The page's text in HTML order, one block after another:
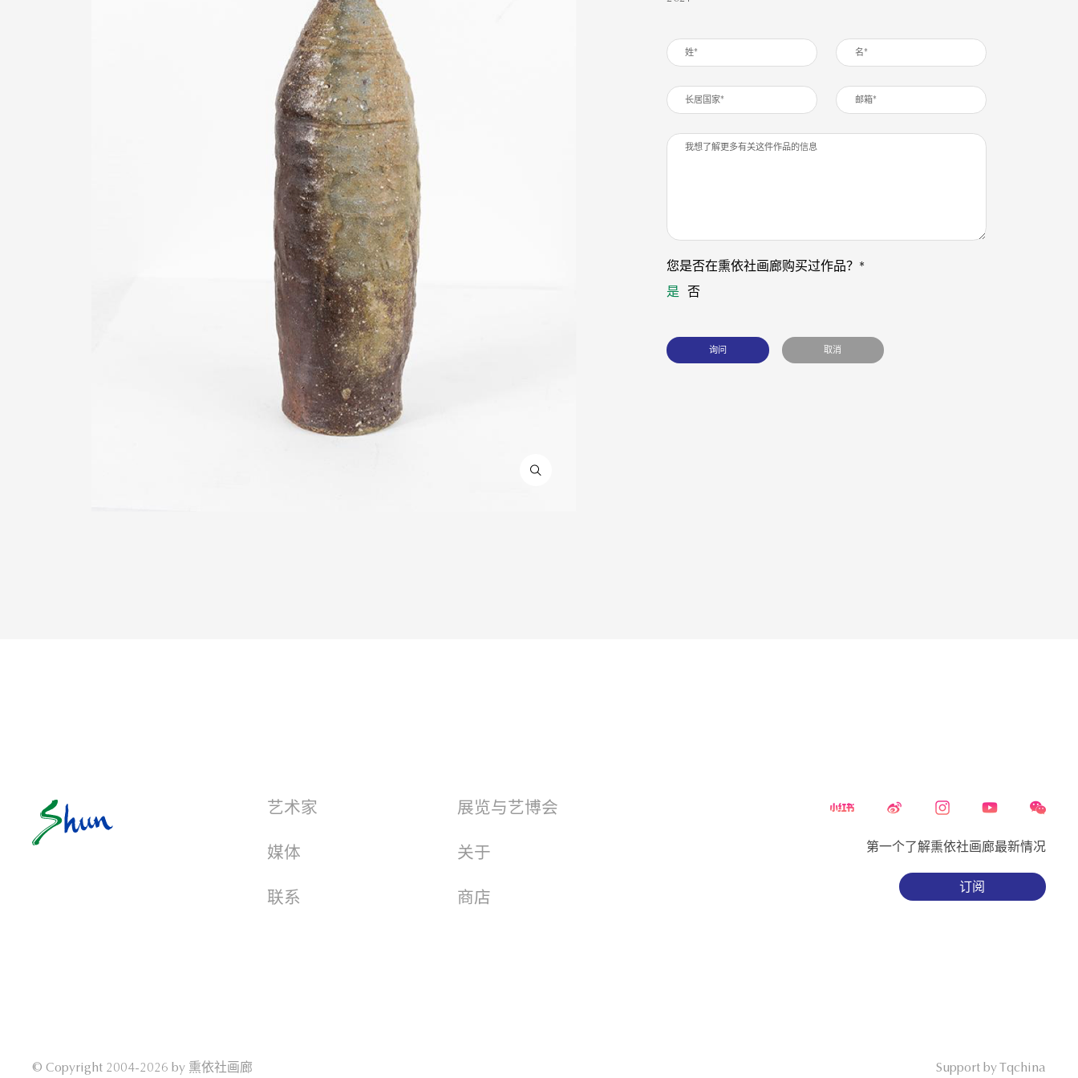
您是否在熏依社画廊购买过作品？*
是 否
艺术家 展览与艺博会
媒体 关于
联系 商店
第一个了解熏依社画廊最新情况
订阅
© Copyright 2004-2026 by 熏依社画廊 Support by Tqchina